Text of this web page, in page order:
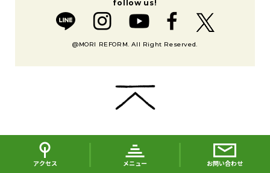
アクセス メニュー お問い合わせ
@MORI REFORM. All Right Reserved.